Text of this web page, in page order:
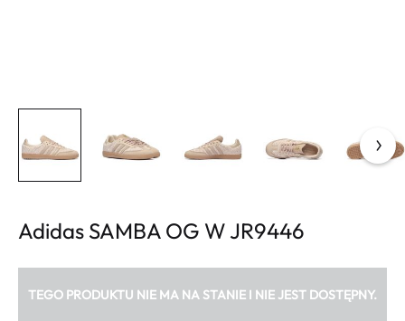
Adidas SAMBA OG W JR9446
TEGO PRODUKTU NIE MA NA STANIE I NIE JEST DOSTĘPNY.